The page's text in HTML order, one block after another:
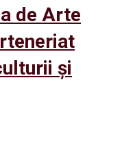
de Arte
și